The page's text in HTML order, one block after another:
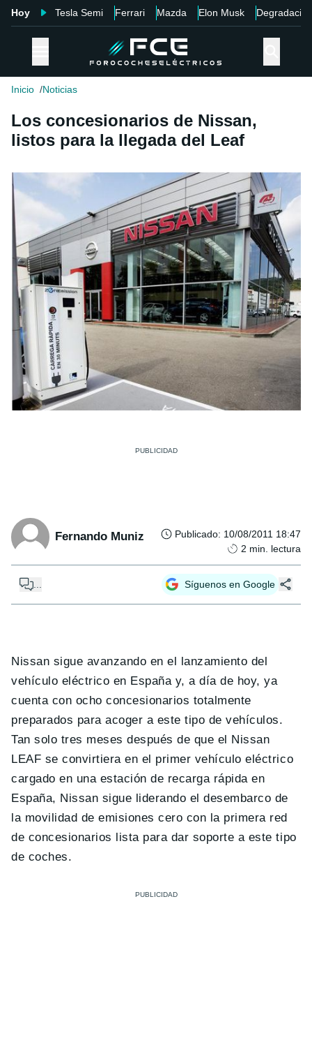
Hoy Tesla Semi Ferrari Mazda Elon Musk Degradación
Inicio Noticias
Los concesionarios de Nissan,
listos para la llegada del Leaf
Fernando Muniz Publicado: 10/08/2011 18:47
2 min. lectura
Síguenos en Google
Nissan sigue avanzando en el lanzamiento del
vehículo eléctrico en España y, a día de hoy, ya
cuenta con ocho concesionarios totalmente
preparados para acoger a este tipo de vehículos.
Tan solo tres meses después de que el Nissan
LEAF se convirtiera en el primer vehículo eléctrico
cargado en una estación de recarga rápida en
España, Nissan sigue liderando el desembarco de
la movilidad de emisiones cero con la primera red
de concesionarios lista para dar soporte a este tipo
de coches.